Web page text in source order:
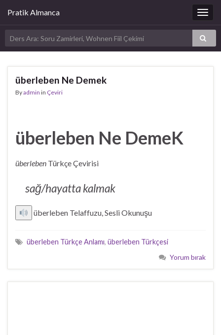
Pratik Almanca
überleben Ne Demek
Byadmin in Çeviri
überleben Ne DemeK
überleben Türkçe Çevirisi
sağ/hayatta kalmak
überleben Telaffuzu, Sesli Okunuşu
überleben Türkçe Anlamı, überleben Türkçesi
Yorum bırak